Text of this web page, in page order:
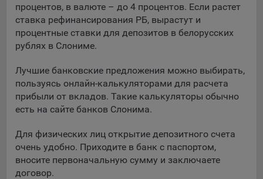
Сохранить мои изменения
Сохранить по умолчанию
процентов, в валюте – до 4 процентов. Если растет
ставка рефинансирования РБ, вырастут и
процентные ставки для депозитов в белорусских
рублях в Слониме.
Лучшие банковские предложения можно выбирать,
пользуясь онлайн-калькуляторами для расчета
прибыли от вкладов. Такие калькуляторы обычно
есть на сайте банков Слонима.
Для физических лиц открытие депозитного счета
очень удобно. Приходите в банк с паспортом,
вносите первоначальную сумму и заключаете
договор.